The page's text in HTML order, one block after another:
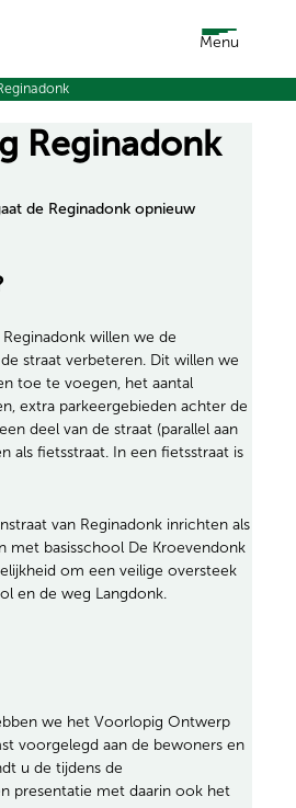
Menu
Reginadonk
de Reginadonk opnieuw
willen we de
straat verbeteren. Dit willen we
toe te voegen, het aantal
extra parkeergebieden achter de
deel van de straat (parallel aan
als fietsstraat. In een fietsstraat is
van Reginadonk inrichten als
met basisschool De Kroevendonk
om een veilige oversteek
en de weg Langdonk.
we het Voorlopig Ontwerp
voorgelegd aan de bewoners en
u de tijdens de
presentatie met daarin ook het